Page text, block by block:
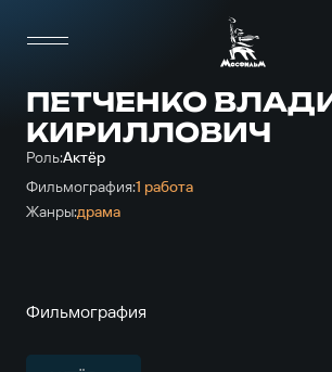
ПЕТЧЕНКО
КИРИЛЛОВИЧ
Роль:Актёр
Фильмография:1 работа
Жанры:драма
Фильмография